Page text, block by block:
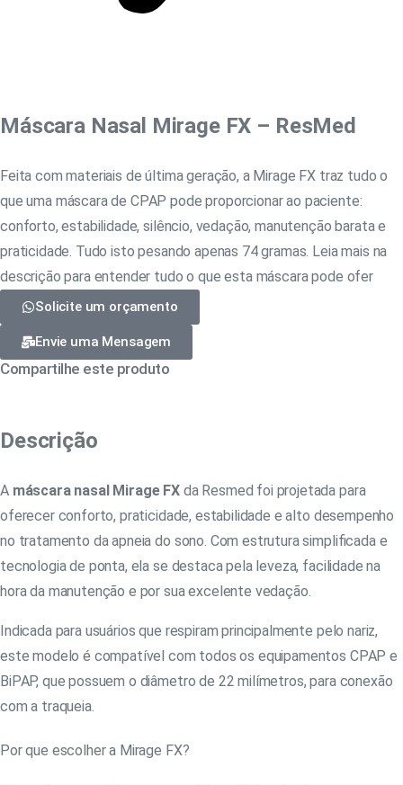
Máscara Nasal Mirage FX – ResMed
Feita com materiais de última geração, a Mirage FX traz tudo o
que uma máscara de CPAP pode proporcionar ao paciente:
conforto, estabilidade, silêncio, vedação, manutenção barata e
praticidade. Tudo isto pesando apenas 74 gramas. Leia mais na
descrição para entender tudo o que esta máscara pode ofer
Solicite um orçamento
Envie uma Mensagem
Compartilhe este produto
Descrição
A máscara nasal Mirage FX da Resmed foi projetada para
oferecer conforto, praticidade, estabilidade e alto desempenho
no tratamento da apneia do sono. Com estrutura simplificada e
tecnologia de ponta, ela se destaca pela leveza, facilidade na
hora da manutenção e por sua excelente vedação.
Indicada para usuários que respiram principalmente pelo nariz,
este modelo é compatível com todos os equipamentos CPAP e
BiPAP, que possuem o diâmetro de 22 milímetros, para conexão
com a traqueia.
Por que escolher a Mirage FX?